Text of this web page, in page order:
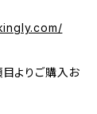
よりご購入お